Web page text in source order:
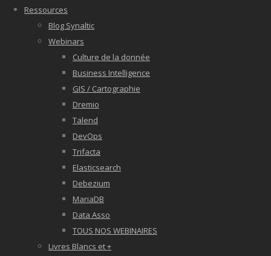
Ressources
Blog Synaltic
Webinars
Culture de la donnée
Business Intelligence
GIS / Cartographie
Dremio
Talend
DevOps
Trifacta
Elasticsearch
Debezium
MariaDB
Data Asso
TOUS NOS WEBINAIRES
Livres Blancs et +